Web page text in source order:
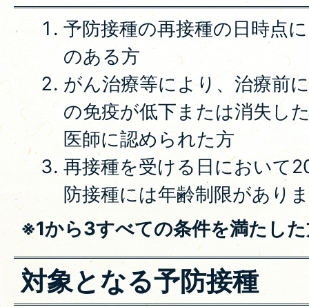
予防接種の再接種の日時点
のある方
がん治療等により、治療前
の免疫が低下または消失し
医師に認められた方
再接種を受ける日において
防接種には年齢制限があり
※1から3すべての条件を満たし
対象となる予防接種